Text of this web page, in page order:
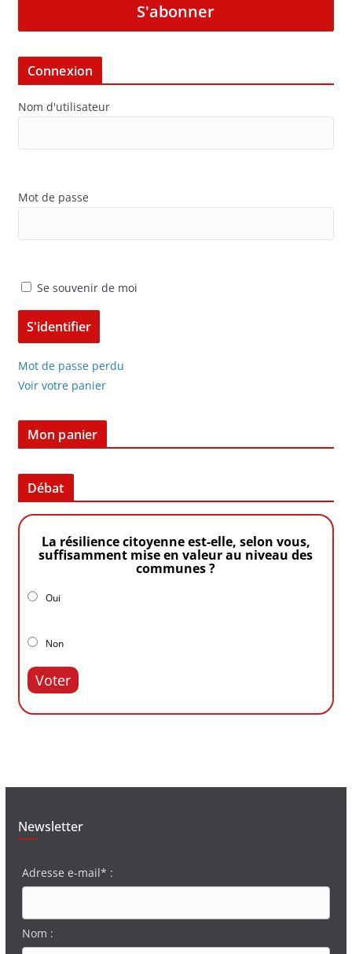
S'abonner
Connexion
Nom d'utilisateur
Mot de passe
Se souvenir de moi
Mot de passe perdu
Voir votre panier
Mon panier
Débat
La résilience citoyenne est-elle, selon vous,
suffisamment mise en valeur au niveau des
communes ?
Oui
Non
Voter
Newsletter
Adresse e-mail* :
Nom :